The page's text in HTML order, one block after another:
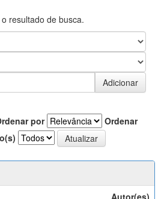
resultado de busca.
por
Ordenar
Autor(es)